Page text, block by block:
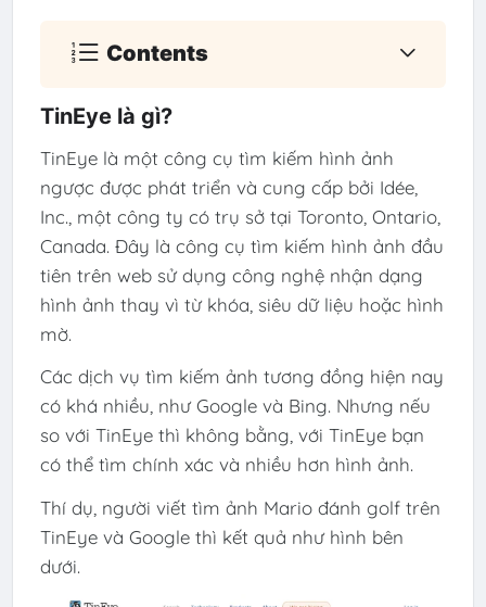
Contents
TinEye là gì?
TinEye là một công cụ tìm kiếm hình ảnh
ngược được phát triển và cung cấp bởi Idée,
Inc., một công ty có trụ sở tại Toronto, Ontario,
Canada. Đây là công cụ tìm kiếm hình ảnh đầu
tiên trên web sử dụng công nghệ nhận dạng
hình ảnh thay vì từ khóa, siêu dữ liệu hoặc hình
mờ.
Các dịch vụ tìm kiếm ảnh tương đồng hiện nay
có khá nhiều, như Google và Bing. Nhưng nếu
so với TinEye thì không bằng, với TinEye bạn
có thể tìm chính xác và nhiều hơn hình ảnh.
Thí dụ, người viết tìm ảnh Mario đánh golf trên
TinEye và Google thì kết quả như hình bên
dưới.